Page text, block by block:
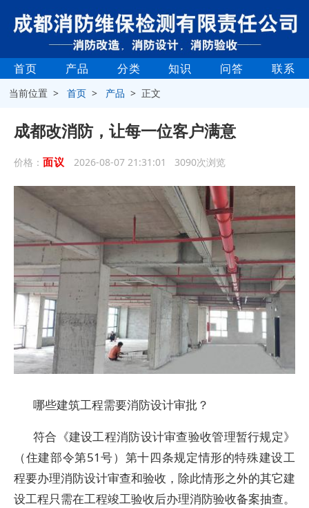
首页 产品 分类 知识 问答 联系
当前位置 >首页 > 产品 > 正文
成都改消防，让每一位客户满意
价格： 面议 2026-08-07 21:31:01 3090次浏览
哪些建筑工程需要消防设计审批？
符合《建设工程消防设计审查验收管理暂行规定》
（住建部令第51号）第十四条规定情形的特殊建设工
程要办理消防设计审查和验收，除此情形之外的其它建
设工程只需在工程竣工验收后办理消防验收备案抽查。